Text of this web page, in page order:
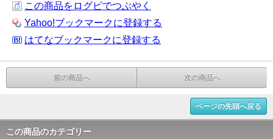
この商品をログピでつぶやく
Yahoo!ブックマークに登録する
はてなブックマークに登録する
前の商品へ 次の商品へ
ページの先頭へ戻る
この商品のカテゴリー